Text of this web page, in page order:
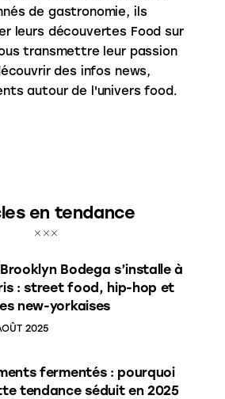
de gastronomie, ils
leurs découvertes Food sur
transmettre leur passion
des infos news,
autour de l'univers food.
en tendance
Brooklyn Bodega s’installe à
: street food, hip-hop et
new-yorkaises
2025
fermentés : pourquoi
tendance séduit en 2025